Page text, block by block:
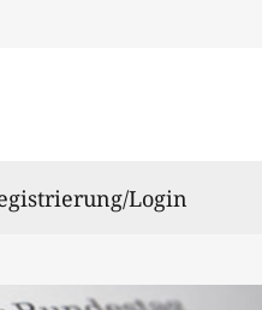
Login